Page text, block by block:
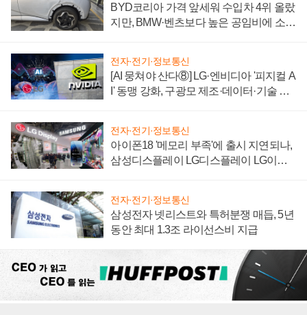
BYD코리아 가격 앞세워 수입차 4위 올랐
지만, BMW·벤츠보다 높은 공임비에 소비
전자·전기·정보통신
[AI 뭉쳐야 산다⑧] LG·엔비디아 '피지컬 A
I' 동맹 강화, 구광모 제조·데이터·기술 결
전자·전기·정보통신
아이폰18 '메모리 부족'에 출시 지연되나,
삼성디스플레이 LG디스플레이 LG이노
전자·전기·정보통신
삼성전자 넷리스트와 특허분쟁 매듭, 5년
동안 최대 1.3조 라이선스비 지급